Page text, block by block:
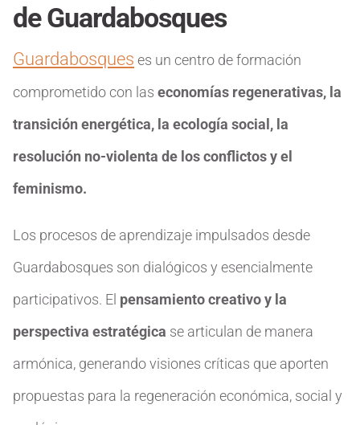
de Guardabosques
Guardabosques es un centro de formación
comprometido con las economías regenerativas, la
transición energética, la ecología social, la
resolución no-violenta de los conflictos y el
feminismo.
Los procesos de aprendizaje impulsados desde
Guardabosques son dialógicos y esencialmente
participativos. El pensamiento creativo y la
perspectiva estratégica se articulan de manera
armónica, generando visiones críticas que aporten
propuestas para la regeneración económica, social y